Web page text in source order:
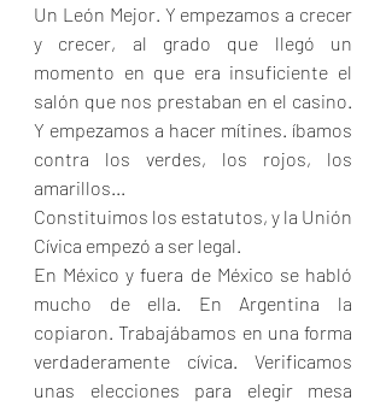
Un León Mejor. Y empezamos a crecer
y crecer, al grado que llegó un
momento en que era insuficiente el
salón que nos prestaban en el casino.
Y empezamos a hacer mítines. íbamos
contra los verdes, los rojos, los
amarillos...
Constituimos los estatutos, y la Unión
Cívica empezó a ser legal.
En México y fuera de México se habló
mucho de ella. En Argentina la
copiaron. Trabajábamos en una forma
verdaderamente cívica. Verificamos
unas elecciones para elegir mesa